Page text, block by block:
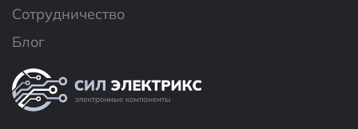
Сотрудничество
Блог